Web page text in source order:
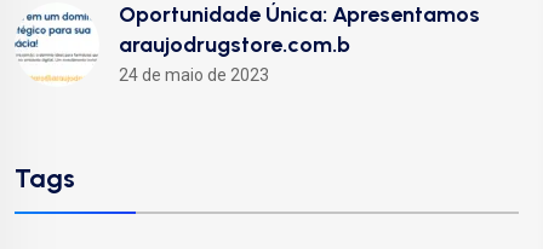
Oportunidade Única: Apresentamos
araujodrugstore.com.b
24 de maio de 2023
Tags